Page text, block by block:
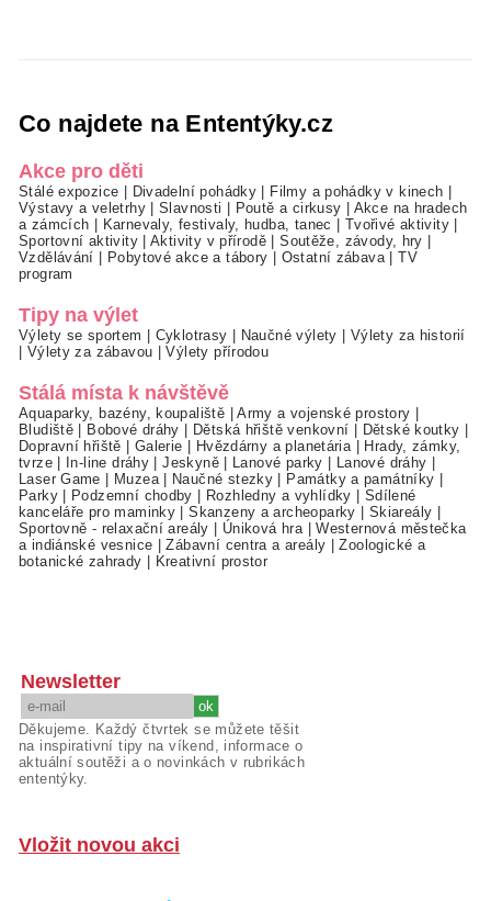
Co najdete na Ententýky.cz
Akce pro děti
Stálé expozice Divadelní pohádky Filmy a pohádky v kinech
Výstavy a veletrhy|Slavnosti Poutě a cirkusy
Akce na hradech
a zámcích
Karnevaly, festivaly, hudba, tanec Tvořivé aktivity
Sportovní aktivity|Aktivity v přírodě |Soutěže, závody, hry
Vzdělávání
Pobytové akce a tábory Ostatní zábava |TV
program
Tipy na výlet
Výlety se sportem Cyklotrasy Naučné výlety
Výlety za historií
Výlety za zábavou |Výlety přírodou
Stálá místa k návštěvě
Aquaparky, bazény, koupaliště |Army a vojenské prostory
Bludiště
Bobové dráhy Dětská hřiště venkovní Dětské koutky
Dopravní hřiště
Galerie Hvězdárny a planetária
Hrady, zámky,
tvrze| In-line dráhy |Jeskyně| Lanové parky Lanové dráhy
Laser Game
Muzea| Naučné stezky Památky a památníky
Parky| Podzemní chodby Rozhledny a vyhlídky
Sdílené
kanceláře pro maminky |Skanzeny a archeoparky Skiareály
Sportovně - relaxační areály
Úniková hra |Westernová městečka
a indiánské vesnice |Zábavní centra a areály |Zoologické a
botanické zahrady
Kreativní prostor
Newsletter
Děkujeme. Každý čtvrtek se můžete těšit
na inspirativní tipy na víkend, informace o
aktuální soutěži a o novinkách v rubrikách
ententýky.
Vložit novou akci